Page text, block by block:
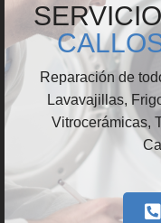
Reparación de
Lavavajillas,
Vitrocerámicas,